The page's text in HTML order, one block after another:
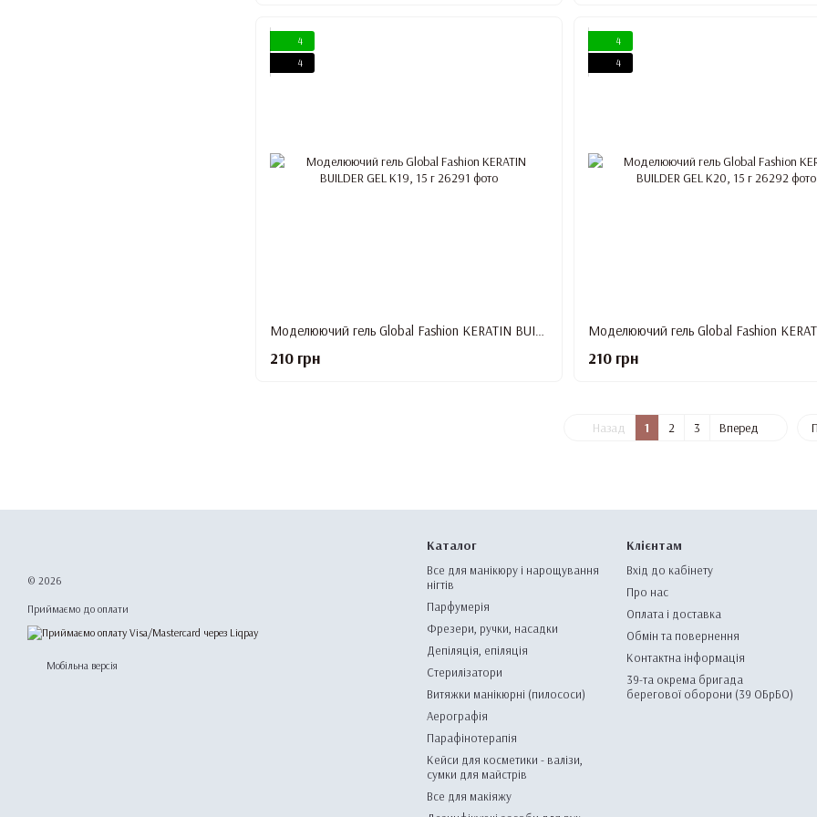
4
4
210 грн
4
4
210 грн
Назад 1 2 3 Вперед
© 2026
Приймаємо до оплати
Мобільна версія
Каталог
Все для манікюру і нарощування
нігтів
Парфумерія
Фрезери, ручки, насадки
Депіляція, епіляція
Стерилізатори
Витяжки манікюрні (пилососи)
Аерографія
Парафінотерапія
Кейси для косметики - валізи,
сумки для майстрів
Все для макіяжу
Клієнтам
Вхід до кабінету
Про нас
Оплата і доставка
Обмін та повернення
Контактна інформація
39-та окрема бригада
берегової оборони (39 ОБрБО)